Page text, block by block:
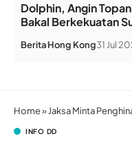
Dolphin, Angin
Bakal Berkekuatan
BeritaHong Kong31 Jul
Home» Jaksa Minta
INFO DD